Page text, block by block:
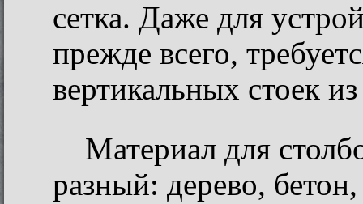
сетка. Даже для
прежде всего,
вертикальных стоек
Материал для
разный: дерево,